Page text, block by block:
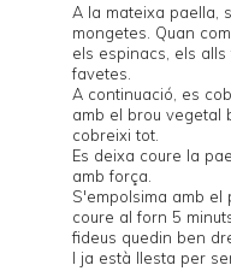
A la mateixa paella,
mongetes. Quan
els espinacs, els
favetes.
A continuació, es
amb el brou vegetal
cobreixi tot.
Es deixa coure la
amb força.
S'empolsima amb
coure al forn 5
fideus quedin ben
I ja està llesta per